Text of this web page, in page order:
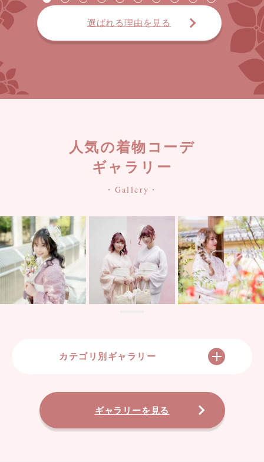
選ばれる理由を見る
人気の着物コーデ
ギャラリー
・Gallery・
カテゴリ別ギャラリー
ギャラリーを見る